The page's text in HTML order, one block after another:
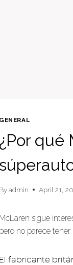
GENERAL
¿Por qué
Byadmin April 21,
McLaren sigue
pero no parece
El fabricante